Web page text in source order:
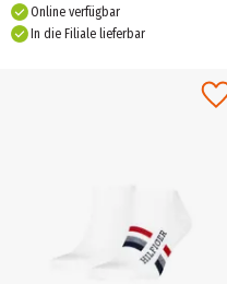
Online verfügbar
In die Filiale lieferbar